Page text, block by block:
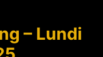
– Lundi